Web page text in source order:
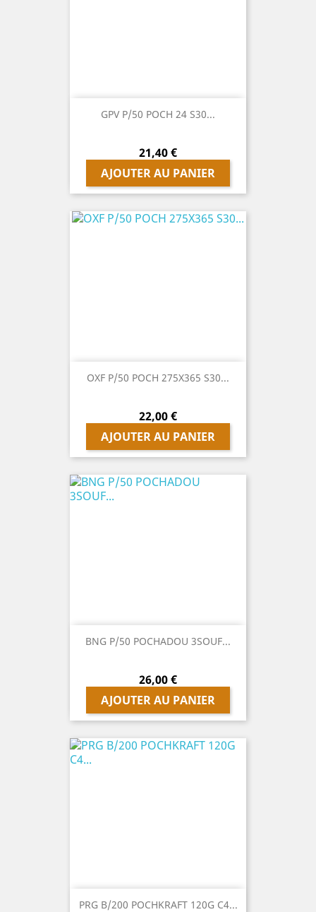
GPV P/50 POCH 24 S30...
Prix
21,40 €
AJOUTER AU PANIER
OXF P/50 POCH 275X365 S30...
Prix
22,00 €
AJOUTER AU PANIER
BNG P/50 POCHADOU 3SOUF...
Prix
26,00 €
AJOUTER AU PANIER
PRG B/200 POCHKRAFT 120G C4...